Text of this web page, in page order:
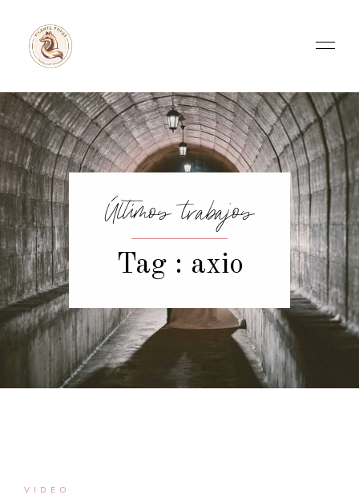
Últimos trabajos
Tag : axio
VIDEO